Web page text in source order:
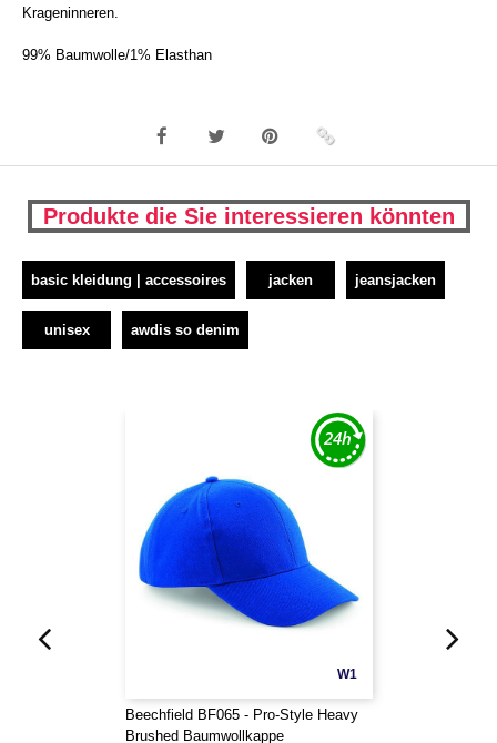
Krageninneren.
99% Baumwolle/1% Elasthan
Produkte die Sie interessieren könnten
basic kleidung | accessoires jacken jeansjacken
unisex awdis so denim
W1
Beechfield BF065 - Pro-Style Heavy
Brushed Baumwollkappe